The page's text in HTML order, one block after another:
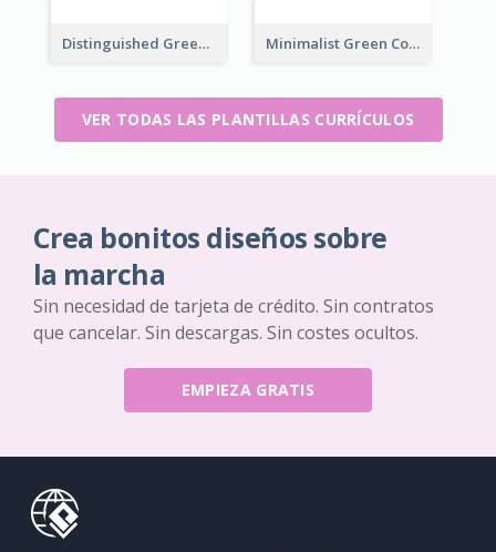
Distinguished Green Vintage Resume Minimalist Green College Student Resume
VER TODAS LAS PLANTILLAS CURRÍCULOS
Crea bonitos diseños sobre
la marcha
Sin necesidad de tarjeta de crédito. Sin contratos
que cancelar. Sin descargas. Sin costes ocultos.
EMPIEZA GRATIS